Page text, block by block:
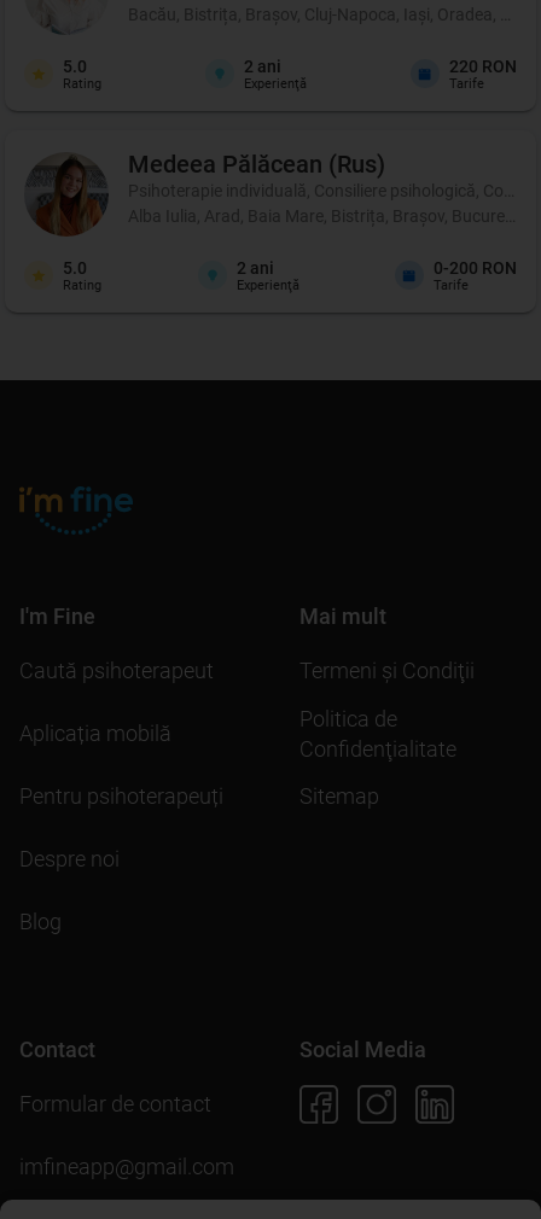
Bacău, Bistrița, Brașov, Cluj-Napoca, Iași, Oradea,
5.0
Rating
2 ani
Experienţă
220 RON
Tarife
Medeea Pălăcean (Rus)
Psihoterapie individuală, Consiliere psihologică,
Alba Iulia, Arad, Baia Mare, Bistrița, Brașov, București,
5.0
Rating
2 ani
Experienţă
0-200 RON
Tarife
I'm Fine
Caută psihoterapeut
Aplicația mobilă
Pentru psihoterapeuți
Despre noi
Blog
Mai mult
Termeni şi Condiţii
Politica de
Confidenţialitate
Sitemap
Contact
Formular de contact
imfineapp@gmail.com
Social Media